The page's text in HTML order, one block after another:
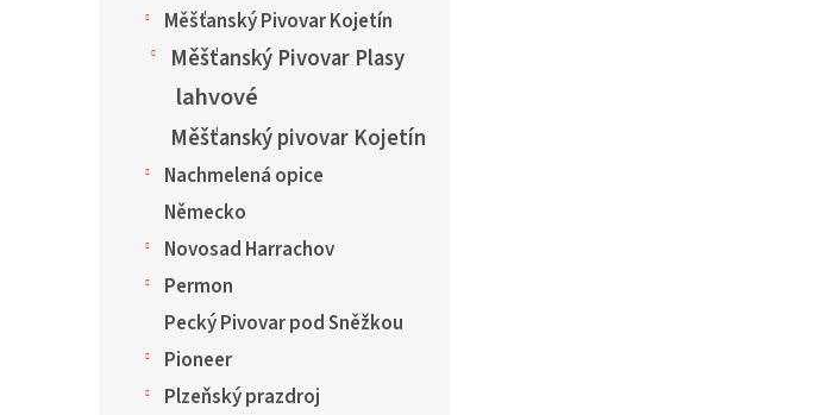
Měšťanský Pivovar Kojetín
Měšťanský Pivovar Plasy
lahvové
Měšťanský pivovar Kojetín
Nachmelená opice
Německo
Novosad Harrachov
Permon
Pecký Pivovar pod Sněžkou
Pioneer
Plzeňský prazdroj